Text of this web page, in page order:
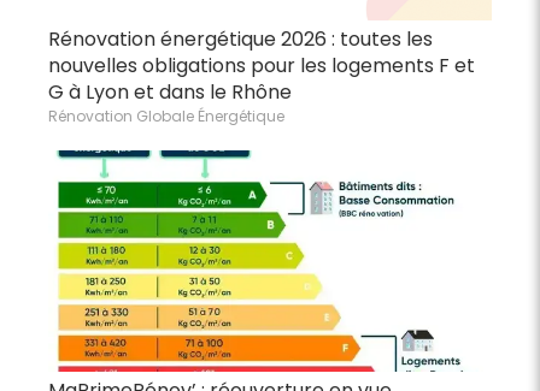
Rénovation énergétique 2026 : toutes les
nouvelles obligations pour les logements F et
G à Lyon et dans le Rhône
Rénovation Globale Énergétique